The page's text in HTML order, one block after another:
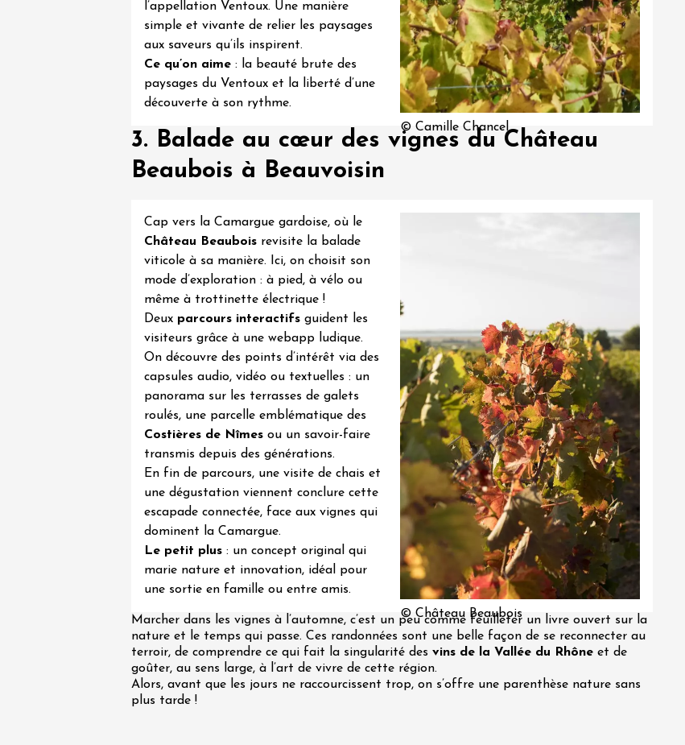
l’appellation Ventoux. Une manière
simple et vivante de relier les paysages
aux saveurs qu’ils inspirent.
Ce qu’on aime: la beauté brute des
paysages du Ventoux et la liberté d’une
découverte à son rythme.
© Camille Chancel
3. Balade au cœur des vignes du Château
Beaubois à Beauvoisin
Cap vers la Camargue gardoise, où le
Château Beauboisrevisite la balade
viticole à sa manière. Ici, on choisit son
mode d’exploration : à pied, à vélo ou
même à trottinette électrique !
Deux parcours interactifs guident les
visiteurs grâce à une webapp ludique.
On découvre des points d’intérêt via des
capsules audio, vidéo ou textuelles : un
panorama sur les terrasses de galets
roulés, une parcelle emblématique des
Costières de Nîmes ou un savoir-faire
transmis depuis des générations.
En fin de parcours, une visite de chais et
une dégustation viennent conclure cette
escapade connectée, face aux vignes qui
dominent la Camargue.
Le petit plus: un concept original qui
marie nature et innovation, idéal pour
une sortie en famille ou entre amis.
© Château Beaubois
Marcher dans les vignes à l’automne, c’est un peu comme feuilleter un livre ouvert sur la
nature et le temps qui passe. Ces randonnées sont une belle façon de se reconnecter au
terroir, de comprendre ce qui fait la singularité des vins de la Vallée du Rhôneet de
goûter, au sens large, à l’art de vivre de cette région.
Alors, avant que les jours ne raccourcissent trop, on s’offre une parenthèse nature sans
plus tarde !